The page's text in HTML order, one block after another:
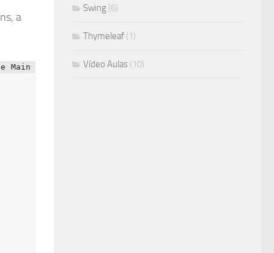
a
Swing (6)
Thymeleaf (1)
Vídeo Aulas (10)